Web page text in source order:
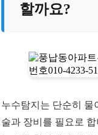
할까요?
누수탐지는 단순히 물
술과 장비를 필요로